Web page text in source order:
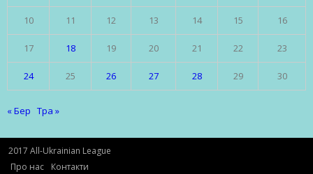
10 11 12 13 14 15 16
17 18 19 20 21 22 23
24 25 26 27 28 29 30
« Бер Тра »
2017 All-Ukrainian League
Про нас
Контакти